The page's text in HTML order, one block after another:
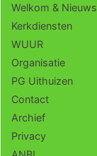
Welkom & Nieuws
Kerkdiensten
WUUR
Organisatie
PG Uithuizen
Contact
Archief
Privacy